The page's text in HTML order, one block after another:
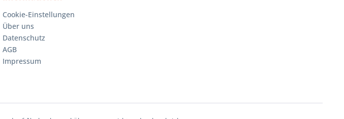
Cookie-Einstellungen
Über uns
Datenschutz
AGB
Impressum